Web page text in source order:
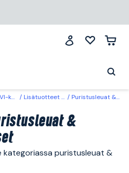
koneet Lisätuotteet LVI-laitteet Puristusleuat & Puristuskaulukset
&
kategoriassa puristusleuat &